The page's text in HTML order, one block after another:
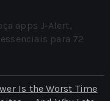
apps J‑Alert,
para 72
Is the Worst Time